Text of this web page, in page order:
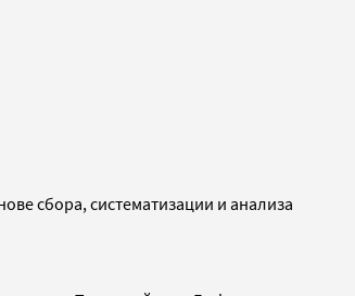
сбора, систематизации и анализа